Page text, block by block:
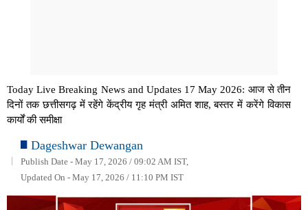
Today Live Breaking News and Updates 17 May 2026: आज से तीन
दिनों तक छत्तीसगढ़ में रहेंगे केंद्रीय गृह मंत्री अमित शाह, बस्तर में करेंगे विकास
कार्यों की समीक्षा
Dageshwar Dewangan
Publish Date - May 17, 2026 / 09:02 AM IST,
Updated On - May 17, 2026 / 11:10 PM IST